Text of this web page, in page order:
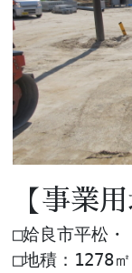
【事業用
□姶良市平松・
□地積：1278